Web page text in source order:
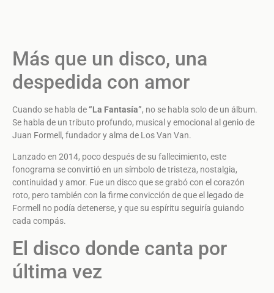
Más que un disco, una
despedida con amor
Cuando se habla de“La Fantasía”, no se habla solo de un álbum.
Se habla de un tributo profundo, musical y emocional al genio de
Juan Formell, fundador y alma de Los Van Van.
Lanzado en 2014, poco después de su fallecimiento, este
fonograma se convirtió en un símbolo de tristeza, nostalgia,
continuidad y amor. Fue un disco que se grabó con el corazón
roto, pero también con la firme convicción de que el legado de
Formell no podía detenerse, y que su espíritu seguiría guiando
cada compás.
El disco donde canta por
última vez